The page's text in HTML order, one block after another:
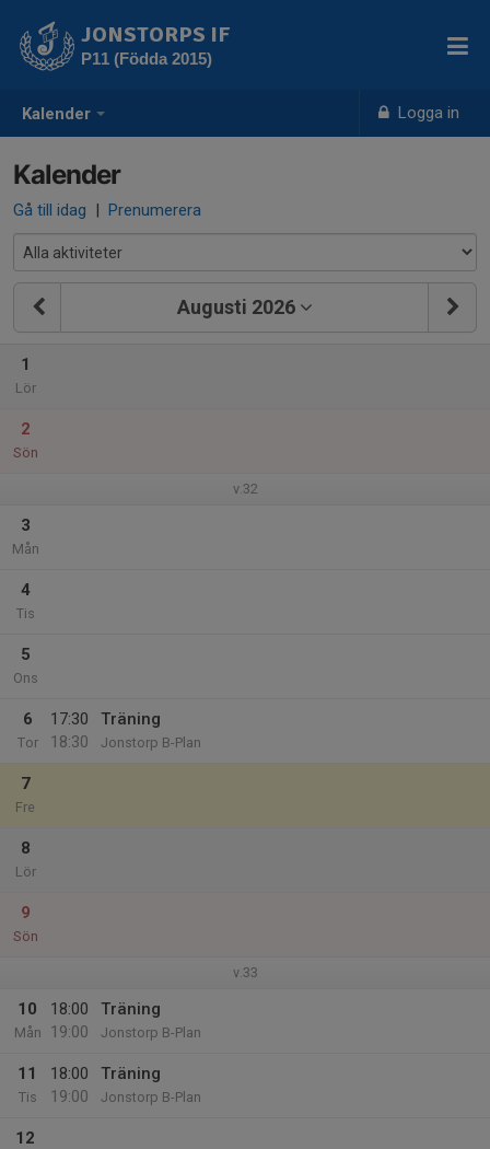
Kalender Logga in
JONSTORPS IF
P11 (Födda 2015)
Kalender
Gå till idag | Prenumerera
Augusti 2026
1
Lör
2
Sön
v.32
3
Mån
4
Tis
5
Ons
6
Tor
17:30
18:30
Träning
Jonstorp B-Plan
7
Fre
8
Lör
9
Sön
v.33
10
Mån
18:00
19:00
Träning
Jonstorp B-Plan
11
Tis
18:00
19:00
Träning
Jonstorp B-Plan
12